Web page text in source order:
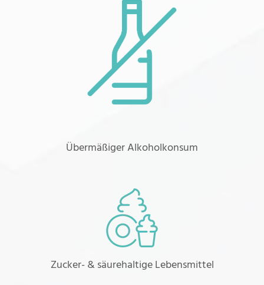
Übermäßiger Alkoholkonsum
Zucker- & säurehaltige Lebensmittel